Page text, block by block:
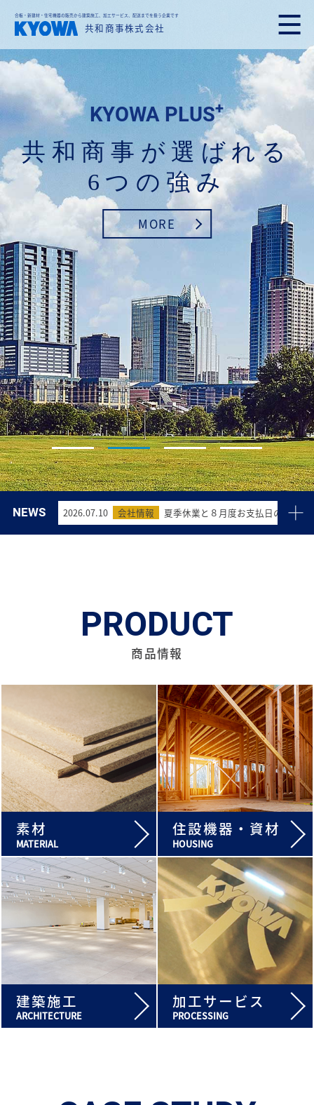
合板・新建材・住宅機器の販売から建築施工、加エサービス、配送までを扱う企業です
共和商事株式会社
KYOWA PLUS+
共和商事が選ばれる
6つの強み
MORE
NEWS 2026.07.10 会社情報
夏季休業と８月度お支払日の変更に
2026.04.03
会社情報
ゴールデンウィーク期間中の配送業
MORE
PRODUCT
商品情報
素材
MATERIAL
住設機器・資材
HOUSING
建築施工
ARCHITECTURE
加工サービス
PROCESSING